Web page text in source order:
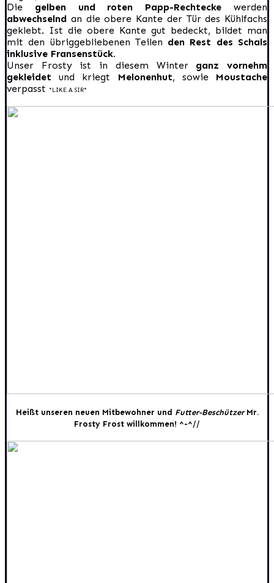
Die gelben und roten Papp-Rechtecke werden
abwechselnd an die obere Kante der Tür des Kühlfachs
geklebt. Ist die obere Kante gut bedeckt, bildet man
mit den übriggebliebenen Teilen den Rest des Schals
inklusive Fransenstück.
Unser Frosty ist in diesem Winterganz vornehm
gekleidet und kriegt Melonenhut, sowie Moustache
verpasst *LIKE A SIR*
Heißt unseren neuen Mitbewohner und Futter-Beschützer Mr.
Frosty Frost willkommen! ^-^//